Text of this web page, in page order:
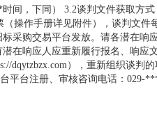
时间，下同） 3.2谈判文件获取方
操作手册详见附件），谈判文件
采购交易平台发放。请各潜在响
在响应人应重新履行报名、响应
dqytzbzx.com），重新组织谈判
平台注册、审核咨询电话：029-